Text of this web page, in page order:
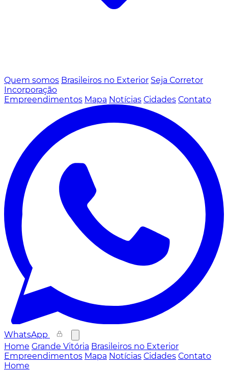
Quem somos Brasileiros no Exterior Seja Corretor
Incorporação
Empreendimentos Mapa Notícias Cidades Contato
WhatsApp
Home Grande Vitória Brasileiros no Exterior
Empreendimentos Mapa Notícias Cidades Contato
Home